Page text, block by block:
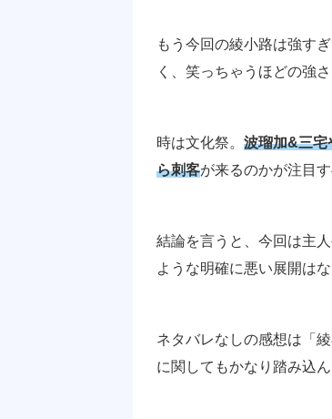
もう今回の綾小路は強す
く、笑っちゃうほどの強
時は文化祭。 波瑠加&三宅
ら刺客が来るのかが注目
結論を言うと、今回は主
ような明確に悪い展開は
ネタバレなしの感想は「
に関してもかなり踏み込ん